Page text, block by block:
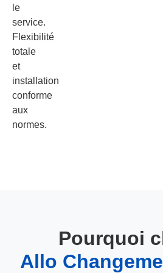
le
service.
Flexibilité
totale
et
installation
conforme
aux
normes.
Pourquoi
Allo